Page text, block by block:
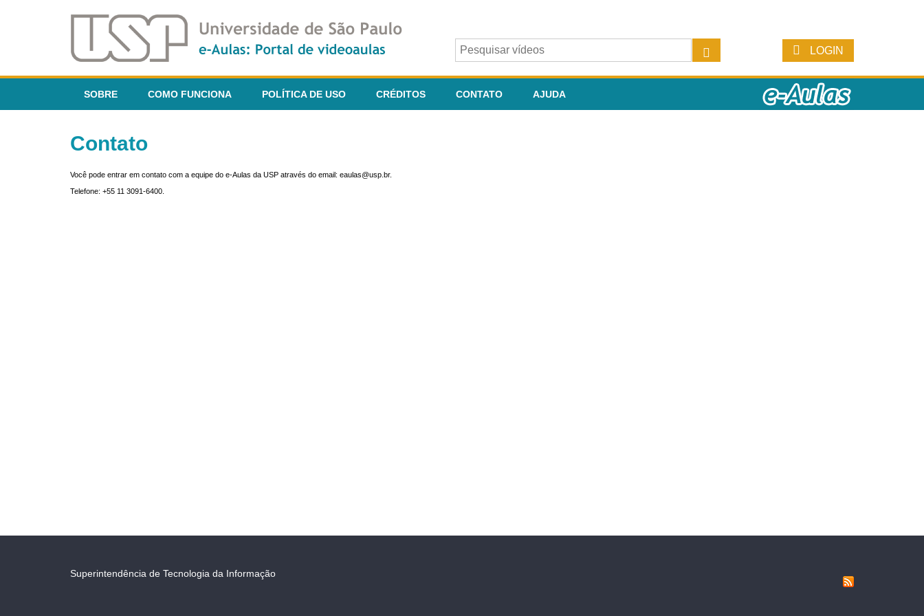
LOGIN
SOBRE COMO FUNCIONA POLÍTICA DE USO CRÉDITOS CONTATO AJUDA
Contato
Você pode entrar em contato com a equipe do e-Aulas da USP através do email: eaulas@usp.br.
Telefone: +55 11 3091-6400.
Superintendência de Tecnologia da Informação